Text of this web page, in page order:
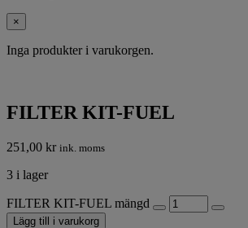
×
Inga produkter i varukorgen.
FILTER KIT-FUEL
251,00 kr ink. moms
3 i lager
FILTER KIT-FUEL mängd
Lägg till i varukorg